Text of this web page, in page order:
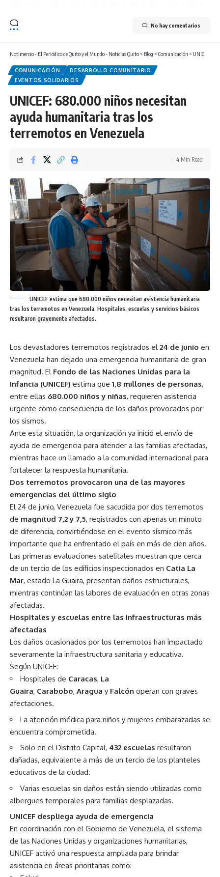
No hay comentarios
Notimercio - El Periódico de Quito y el Mundo - Noticias Quito > Blog > Comunicación > UNICEF: 680.000 niños necesitan ayuda humanitaria tras los terremotos en Venezuela
COMUNICACIÓN
DESARROLLO COMUNITARIO
EVENTOS SOLIDARIOS
UNICEF: 680.000 niños necesitan
ayuda humanitaria tras los
terremotos en Venezuela
4 Min Read
UNICEF estima que 680.000 niños necesitan asistencia humanitaria
tras los terremotos en Venezuela. Hospitales, escuelas y servicios básicos
resultaron gravemente afectados.
Los devastadores terremotos registrados el24 de junio en
Venezuela han dejado una emergencia humanitaria de gran
magnitud. El Fondo de las Naciones Unidas para la
Infancia (UNICEF) estima que 1,8 millones de personas,
entre ellas 680.000 niños y niñas, requieren asistencia
urgente como consecuencia de los daños provocados por
los sismos.
Ante esta situación, la organización ya inició el envío de
ayuda de emergencia para atender a las familias afectadas,
mientras hace un llamado a la comunidad internacional para
fortalecer la respuesta humanitaria.
Dos terremotos provocaron una de las mayores
emergencias del último siglo
El 24 de junio, Venezuela fue sacudida por dos terremotos
de magnitud 7,2 y 7,5, registrados con apenas un minuto
de diferencia, convirtiéndose en el evento sísmico más
importante que ha enfrentado el país en más de cien años.
Las primeras evaluaciones satelitales muestran que cerca
de un tercio de los edificios inspeccionados en Catia La
Mar, estado La Guaira, presentan daños estructurales,
mientras continúan las labores de evaluación en otras zonas
afectadas.
Hospitales y escuelas entre las infraestructuras más
afectadas
Los daños ocasionados por los terremotos han impactado
severamente la infraestructura sanitaria y educativa.
Según UNICEF:
Hospitales de Caracas, La
Guaira, Carabobo, Aragua y Falcón operan con graves
afectaciones.
La atención médica para niños y mujeres embarazadas se
encuentra comprometida.
Solo en el Distrito Capital, 432 escuelas resultaron
dañadas, equivalente a más de un tercio de los planteles
educativos de la ciudad.
Varias escuelas sin daños están siendo utilizadas como
albergues temporales para familias desplazadas.
UNICEF despliega ayuda de emergencia
En coordinación con el Gobierno de Venezuela, el sistema
de las Naciones Unidas y organizaciones humanitarias,
UNICEF activó una respuesta ampliada para brindar
asistencia en áreas prioritarias como: